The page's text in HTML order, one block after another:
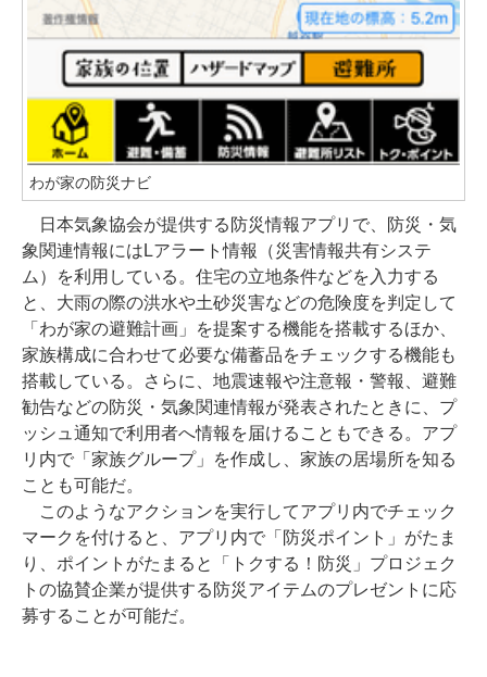
わが家の防災ナビ
日本気象協会が提供する防災情報アプリで、防災・気
象関連情報にはLアラート情報（災害情報共有システ
ム）を利用している。住宅の立地条件などを入力する
と、大雨の際の洪水や土砂災害などの危険度を判定して
「わが家の避難計画」を提案する機能を搭載するほか、
家族構成に合わせて必要な備蓄品をチェックする機能も
搭載している。さらに、地震速報や注意報・警報、避難
勧告などの防災・気象関連情報が発表されたときに、プ
ッシュ通知で利用者へ情報を届けることもできる。アプ
リ内で「家族グループ」を作成し、家族の居場所を知る
ことも可能だ。
このようなアクションを実行してアプリ内でチェック
マークを付けると、アプリ内で「防災ポイント」がたま
り、ポイントがたまると「トクする！防災」プロジェク
トの協賛企業が提供する防災アイテムのプレゼントに応
募することが可能だ。